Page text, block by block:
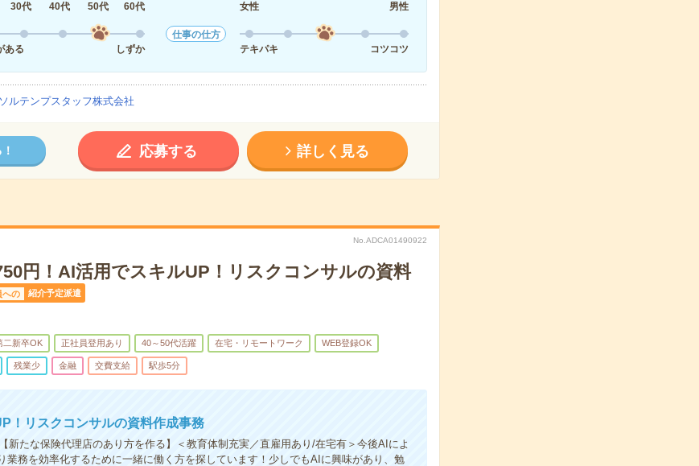
30代 40代 50代 60代
女性
男性
ある
しずか
仕事の仕方
テキパキ
コツコツ
ルテンプスタッフ株式会社
応募する 詳しく見る
No.ADCA01490922
円！AI活用でスキルUP！リスクコンサルの資料
への 紹介予定派遣
二新卒OK 正社員登用あり 40～50代活躍 在宅・リモートワーク WEB登録OK
残業少 金融 交費支給 駅歩5分
！リスクコンサルの資料作成事務
新たな保険代理店のあり方を作る】＜教育体制充実／直雇用あり/在宅有＞今後AIによ
業務を効率化するために一緒に働く方を探しています！少しでもAIに興味があり、勉